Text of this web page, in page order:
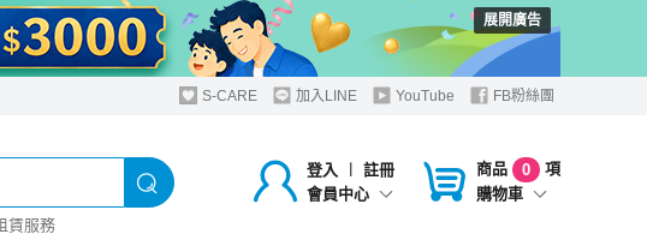
展開廣告
S-CARE 加入LINE YouTube FB粉絲團
登入 ︱
註冊
會員中心
商品 0
項
購物車
賃服務